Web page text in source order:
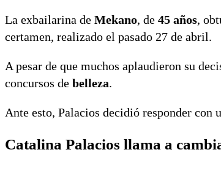
La exbailarina de Mekano, de 45 años,
certamen, realizado el pasado 27 de abril.
A pesar de que muchos aplaudieron su
concursos de belleza.
Ante esto, Palacios decidió responder con
Catalina Palacios llama a